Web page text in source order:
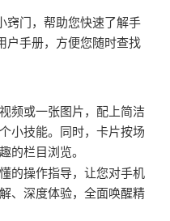
窍门，帮助您快速了解手
户手册，方便您随时查找
频或一张图片，配上简洁
小技能。同时，卡片按场
的栏目浏览。
的操作指导，让您对手机
、深度体验，全面唤醒精